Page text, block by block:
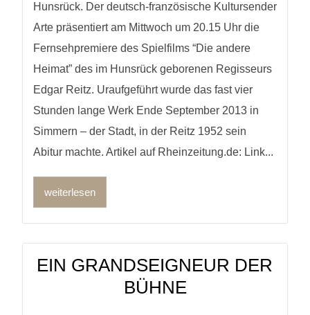
Hunsrück. Der deutsch-französische Kultursender
Arte präsentiert am Mittwoch um 20.15 Uhr die
Fernsehpremiere des Spielfilms “Die andere
Heimat” des im Hunsrück geborenen Regisseurs
Edgar Reitz. Uraufgeführt wurde das fast vier
Stunden lange Werk Ende September 2013 in
Simmern – der Stadt, in der Reitz 1952 sein
Abitur machte. Artikel auf Rheinzeitung.de: Link...
weiterlesen
EIN GRANDSEIGNEUR DER
BÜHNE